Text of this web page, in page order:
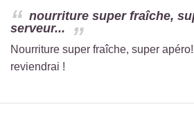
nourriture super fraîche,
serveur...
Nourriture super fraîche, super
reviendrai !